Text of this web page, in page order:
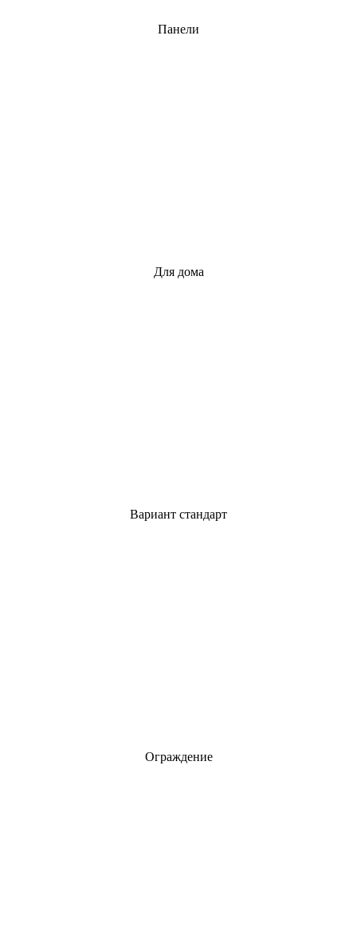
Панели
Для дома
Вариант стандарт
Ограждение